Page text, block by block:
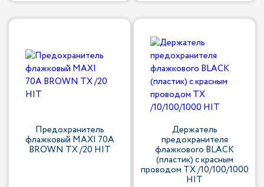
Предохранитель
флажковый MAXI 70A
BROWN TX /20 HIT
Держатель
предохранителя
флажкового BLACK
(пластик) с красным
проводом TX /10/100/1000
HIT